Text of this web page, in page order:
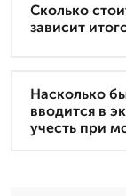
Сколько
зависит
Насколько
вводится в
учесть при